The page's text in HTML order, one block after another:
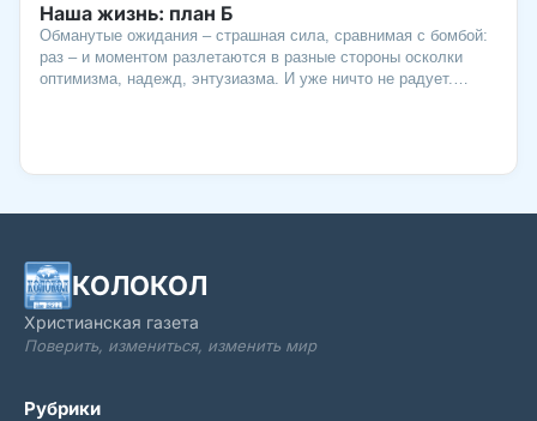
Наша жизнь: план Б
Обманутые ожидания – страшная сила, сравнимая с бомбой:
раз – и моментом разлетаются в разные стороны осколки
оптимизма, надежд, энтузиазма. И уже ничто не радует.
КОЛОКОЛ
Христианская газета
Поверить, измениться, изменить мир
Рубрики